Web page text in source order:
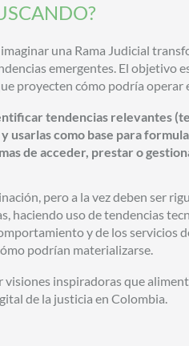
una Rama Judicial
emergentes. El objetivo
proyecten cómo podría operar
tendencias relevantes
usarlas como base para
de acceder, prestar o
pero a la vez deben ser
haciendo uso de tendencias
y de los servicios
podrían materializarse.
visiones inspiradoras que
de la justicia en Colombia.